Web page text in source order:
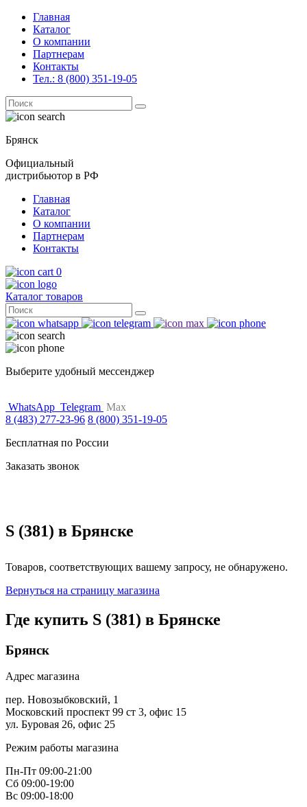
Главная
Каталог
О компании
Партнерам
Контакты
Тел.: 8 (800) 351-19-05
Поиск
for:
Брянск
Официальный
дистрибьютор в РФ
Главная
Каталог
О компании
Партнерам
Контакты
0
Каталог товаров
Поиск
for:
Выберите удобный мессенджер
WhatsApp Telegram Max
8 (483) 277-23-96 8 (800) 351-19-05
Бесплатная по России
Заказать звонок
S (381) в Брянске
Товаров, соответствующих вашему запросу, не обнаружено.
Вернуться на страницу магазина
Где купить S (381) в Брянске
Брянск
Адрес магазина
пер. Новозыбковский, 1
Московский проспект 99 ст 3, офис 15
ул. Буровая 26, офис 25
Режим работы магазина
Пн-Пт 09:00-21:00
Сб 09:00-19:00
Вс 09:00-18:00